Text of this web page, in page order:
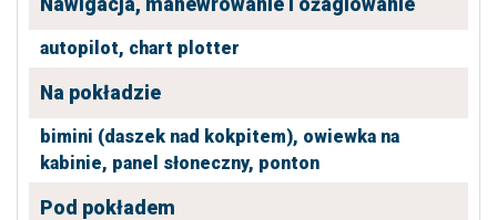
autopilot, chart plotter
Na pokładzie
bimini (daszek nad kokpitem), owiewka na
kabinie, panel słoneczny, ponton
Pod pokładem